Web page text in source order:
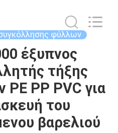
φύλλων
έξυπνος
τήξης
PP PVC για
του
βαρελιού